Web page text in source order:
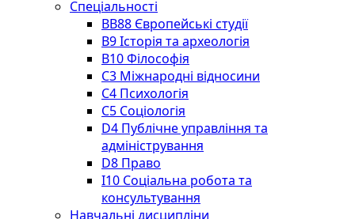
Спеціальності
BВ88 Європейські студії
B9 Історія та археологія
B10 Філософія
C3 Міжнародні відносини
C4 Психологія
С5 Соціологія
D4 Публічне управління та
адміністрування
D8 Право
I10 Соціальна робота та
консультування
Навчальні дисципліни